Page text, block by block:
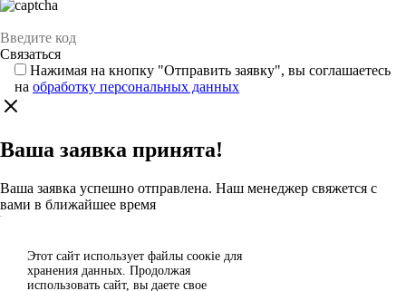
Нажимая на кнопку "Отправить заявку", вы соглашаетесь
на обработку персональных данных
Ваша заявка принята!
Ваша заявка успешно отправлена. Наш менеджер свяжется с
вами в ближайшее время
Каталог
Спасибо за отзыв!
Этот сайт использует файлы сoокіе для
хранения данных. Продолжая
использовать сайт, вы даете свое